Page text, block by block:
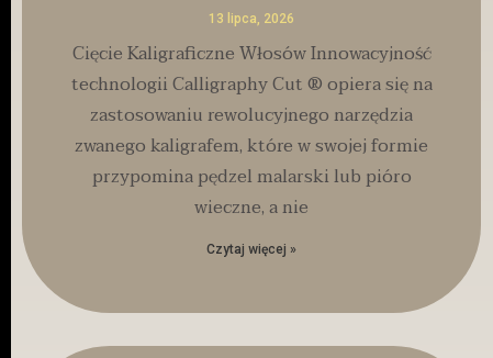
13 lipca, 2026
Cięcie Kaligraficzne Włosów Innowacyjność
technologii Calligraphy Cut ® opiera się na
zastosowaniu rewolucyjnego narzędzia
zwanego kaligrafem, które w swojej formie
przypomina pędzel malarski lub pióro
wieczne, a nie
Czytaj więcej »